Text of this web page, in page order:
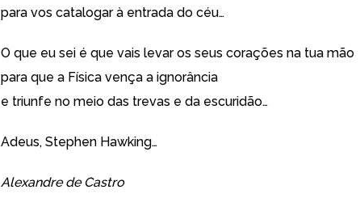
para vos catalogar à entrada do céu…
O que eu sei é que vais levar os seus corações na tua mão
para que a Física vença a ignorância
e triunfe no meio das trevas e da escuridão…
Adeus, Stephen Hawking…
Alexandre de Castro